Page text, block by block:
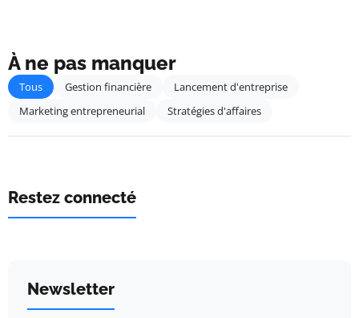
À ne pas manquer
Tous Gestion financière
Lancement d'entreprise
Marketing entrepreneurial
Stratégies d'affaires
Restez connecté
Newsletter